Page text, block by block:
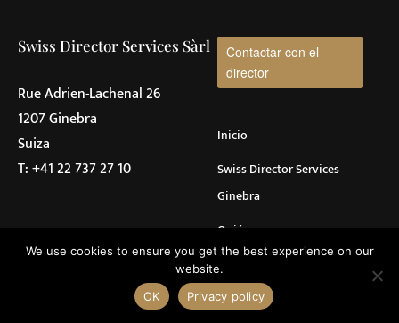
Director nominee y servicios de dirección
Consulta inicial gratuita
Swiss Director Services Sàrl
Rue Adrien-Lachenal 26
1207 Ginebra
Suiza
T:+41 22 737 27 10
Contactar con el
director
Inicio
Swiss Director Services
Ginebra
Quiénes somos
Preguntas frecuentes
Nuestras noticias
We use cookies to ensure you get the best experience on our
website.
OK
Privacy policy